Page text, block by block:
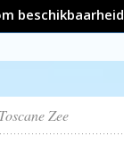
beschikbaarheid
Zee